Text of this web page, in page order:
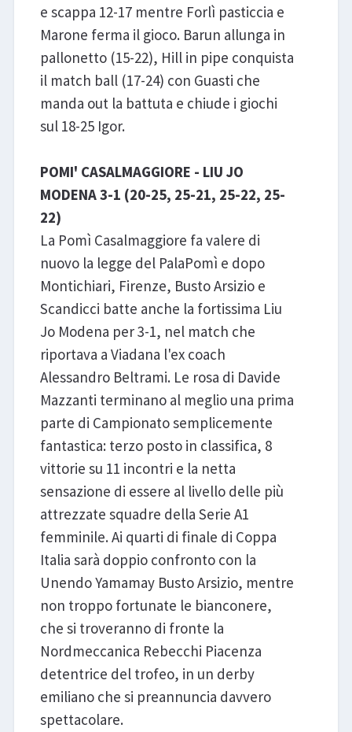
e scappa 12-17 mentre Forlì pasticcia e
Marone ferma il gioco. Barun allunga in
pallonetto (15-22), Hill in pipe conquista
il match ball (17-24) con Guasti che
manda out la battuta e chiude i giochi
sul 18-25 Igor.
POMI' CASALMAGGIORE - LIU JO
MODENA 3-1 (20-25, 25-21, 25-22, 25-
22)
La Pomì Casalmaggiore fa valere di
nuovo la legge del PalaPomì e dopo
Montichiari, Firenze, Busto Arsizio e
Scandicci batte anche la fortissima Liu
Jo Modena per 3-1, nel match che
riportava a Viadana l'ex coach
Alessandro Beltrami. Le rosa di Davide
Mazzanti terminano al meglio una prima
parte di Campionato semplicemente
fantastica: terzo posto in classifica, 8
vittorie su 11 incontri e la netta
sensazione di essere al livello delle più
attrezzate squadre della Serie A1
femminile. Ai quarti di finale di Coppa
Italia sarà doppio confronto con la
Unendo Yamamay Busto Arsizio, mentre
non troppo fortunate le bianconere,
che si troveranno di fronte la
Nordmeccanica Rebecchi Piacenza
detentrice del trofeo, in un derby
emiliano che si preannuncia davvero
spettacolare.